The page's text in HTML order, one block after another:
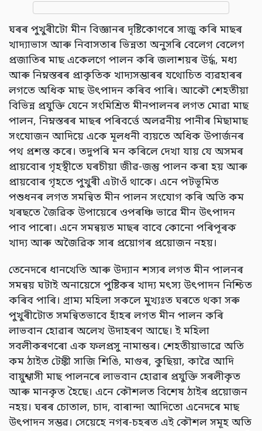
ঘৰৰ পুখুৰীটো মীন বিজ্ঞানৰ দৃষ্টিকোণৰে সাজু কৰি মাছৰ
খাদ্যাভাস আৰু নিবাসতাৰ ভিন্নতা অনুসৰি বেলেগ বেলেগ
প্ৰজাতিৰ মাছ একেলগে পালন কৰি জলাশয়ৰ উৰ্দ্ধ, মধ্য
আৰু নিম্নস্তৰৰ প্ৰাকৃতিক খাদ্যসম্ভাৰৰ যথোচিত ব্যৱহাৰৰ
লগতে অধিক মাছ উৎপাদন কৰিব পাৰি। আকৌ শেহতীয়া
বিভিন্ন প্রযুক্তি যেনে সংমিশ্ৰিত মীনপালনৰ লগত মোৱা মাছ
পালন, নিম্নস্তৰৰ মাছৰ পৰিবৰ্ত্তে অলৱনীয় পানীৰ মিছামাছ
সংযোজন আদিয়ে একে মূলধনী ব্যয়তে অধিক উপাৰ্জনৰ
পথ প্ৰশস্ত কৰে। তদুপৰি মন কৰিলে দেখা যায় যে অসমৰ
প্ৰায়বোৰ গৃহস্থীতে ঘৰচীয়া জীৱ-জন্তু পালন কৰা হয় আৰু
প্ৰায়বোৰ গৃহতে পুখুৰী এটাওঁ থাকে। এনে পটভূমিত
পশুধনৰ লগত সমন্বিত মীন পালন সংযোগ কৰি অতি কম
খৰছতে জৈৱিক উপায়েৰে ওপৰঞ্চি ভাৱে মীন উৎপাদন
পাব পাৰো। এনে সমন্বয়ত মাছৰ বাবে কোনো পৰিপূৰক
খাদ্য আৰু অজৈৱিক সাৰ প্ৰয়োগৰ প্ৰয়োজন নহয়।
তেনেদৰে ধানখেতি আৰু উদ্যান শস্যৰ লগত মীন পালনৰ
সমন্বয় ঘটাই অনায়েসে পুষ্টিকৰ খাদ্য মৎস্য উৎপাদন নিশ্চিত
কৰিব পাৰি। গ্ৰাম্য মহিলা সকলে মুখ্যঃত ঘৰতে থকা সৰু
পুখুৰীটোত সমন্বিতভাবে হাঁহৰ লগত মীন পালন কৰি
লাভবান হোৱাৰ অলেখ উদাহৰণ আছে। ই মহিলা
সবলীকৰণৰো এক ফলপ্ৰসু নামান্তৰ। শেহতীয়াভাৱে অতি
কম ঠাইত টেঙ্কী সাজি শিঙি, মাগুৰ, কুছিয়া, কাৱৈ আদি
বায়ুশ্বাসী মাছ পালনৰে লাভবান হোৱাৰ প্ৰযুক্তি সৰলীকৃত
আৰু মানকৃত হৈছে। এনে কৌশলত বিশেষ ঠাইৰ প্ৰয়োজন
নহয়। ঘৰৰ চোতাল, চাদ, বাৰান্দা আদিতো এনেদৰে মাছ
উৎপাদন সম্ভৱ। সেয়েহে নগৰ-চহৰত এই কৌশল সমূহ অতি